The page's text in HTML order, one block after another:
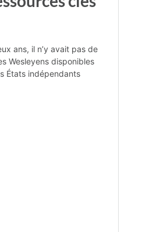
ans, il n’y avait pas de
Wesleyens disponibles
États indépendants